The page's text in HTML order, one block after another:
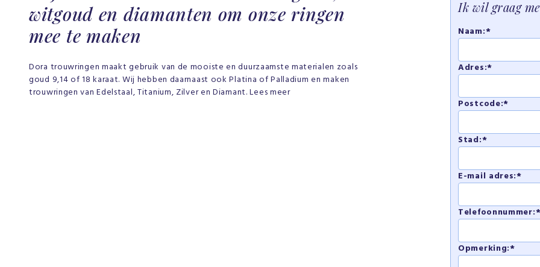
witgoud en diamanten om onze ringen
mee te maken
Dora trouwringen maakt gebruik van de mooiste en duurzaamste materialen zoals
goud 9,14 of 18 karaat. Wij hebben daarnaast ook Platina of Palladium en maken
trouwringen van Edelstaal, Titanium, Zilver en Diamant. Lees meer
Ik wil graag
Naam:*
Adres:*
Postcode:*
Stad:*
E-mail adres:*
Opmerking:*